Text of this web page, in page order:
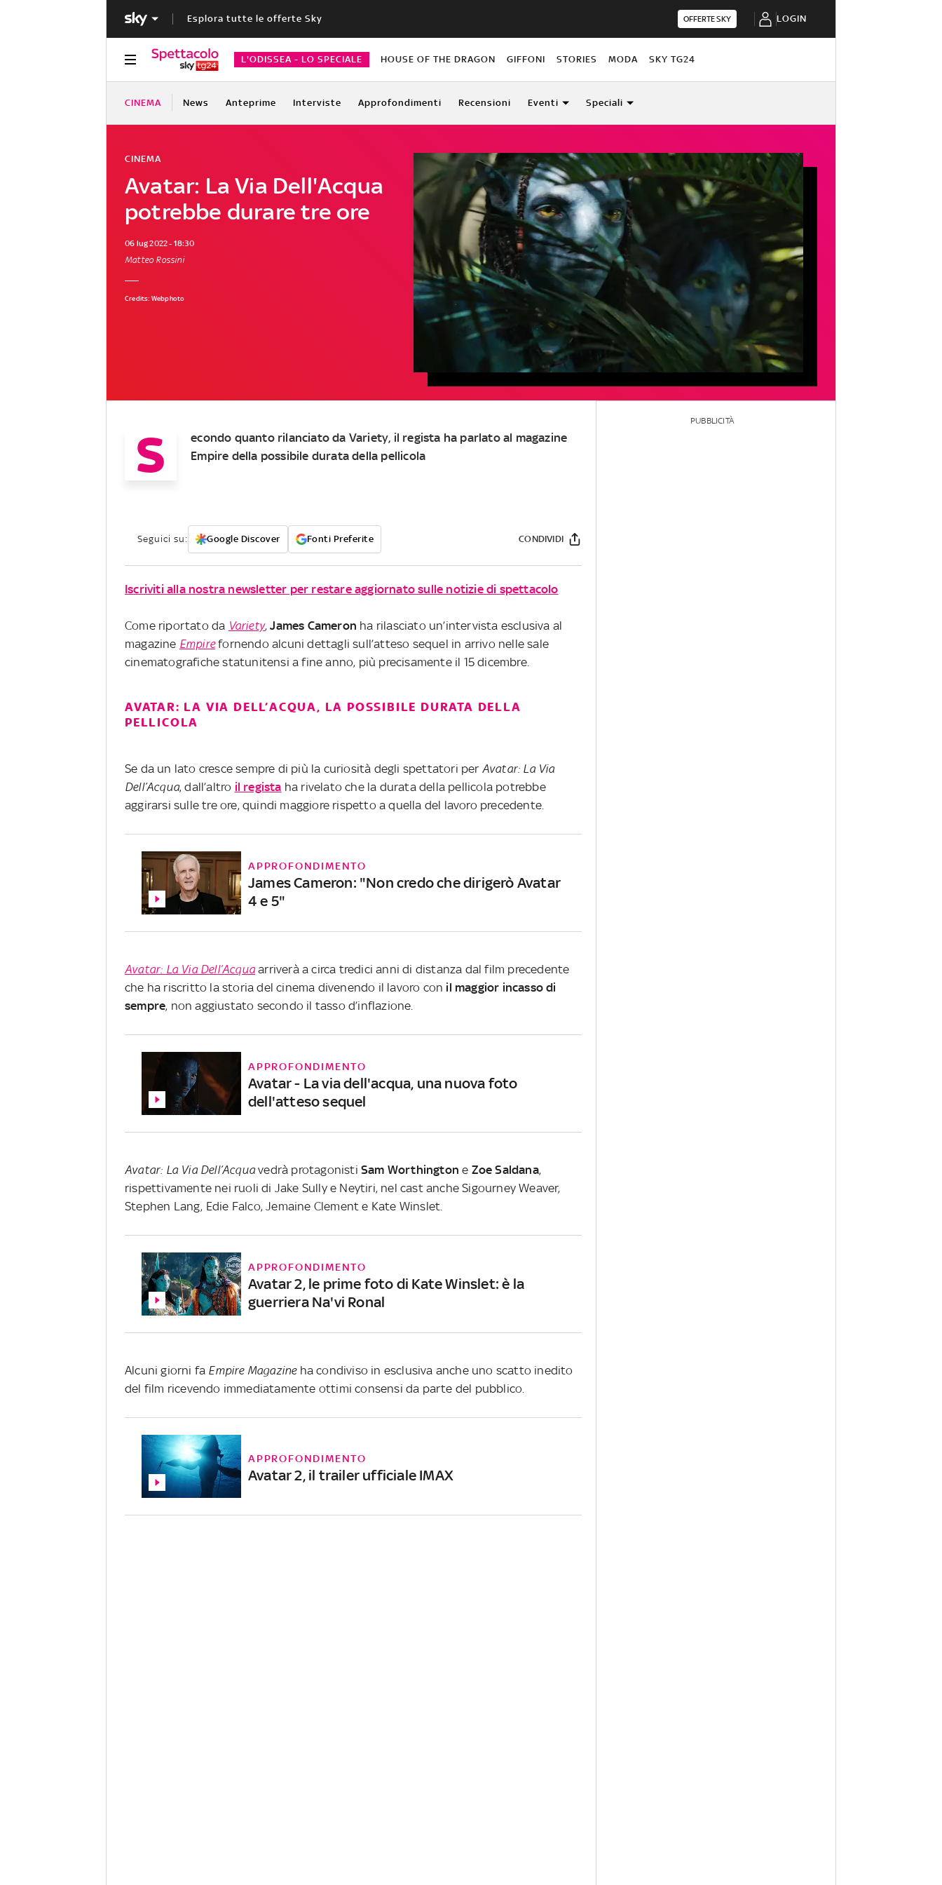
Esplora tutte le offerte Sky OFFERTE SKY LOGIN
L'ODISSEA - LO SPECIALE HOUSE OF THE DRAGON GIFFONI STORIES MODA SKY TG24
CINEMA News Anteprime Interviste Approfondimenti Recensioni Eventi Speciali
Avatar: La Via Dell'Acqua
potrebbe durare tre ore
CINEMA
06 lug 2022 - 18:30
Matteo Rossini
Credits: Webphoto
S
econdo quanto rilanciato da Variety, il regista ha parlato al magazine
Empire della possibile durata della pellicola
Seguici su: Google Discover Fonti Preferite CONDIVIDI
Iscriviti alla nostra newsletter per restare aggiornato sulle notizie di spettacolo
Come riportato da Variety,James Cameron ha rilasciato un’intervista esclusiva al
magazine Empirefornendo alcuni dettagli sull’atteso sequel in arrivo nelle sale
cinematografiche statunitensi a fine anno, più precisamente il 15 dicembre.
AVATAR: LA VIA DELL’ACQUA, LA POSSIBILE DURATA DELLA
PELLICOLA
Se da un lato cresce sempre di più la curiosità degli spettatori per Avatar: La Via
Dell’Acqua, dall’altro il regista ha rivelato che la durata della pellicola potrebbe
aggirarsi sulle tre ore, quindi maggiore rispetto a quella del lavoro precedente.
APPROFONDIMENTO
James Cameron: "Non credo che dirigerò Avatar
4 e 5"
Avatar: La Via Dell’Acquaarriverà a circa tredici anni di distanza dal film precedente
che ha riscritto la storia del cinema divenendo il lavoro con il maggior incasso di
sempre, non aggiustato secondo il tasso d’inflazione.
APPROFONDIMENTO
Avatar - La via dell'acqua, una nuova foto
dell'atteso sequel
Avatar: La Via Dell’Acquavedrà protagonisti Sam Worthington e Zoe Saldana,
rispettivamente nei ruoli di Jake Sully e Neytiri, nel cast anche Sigourney Weaver,
Stephen Lang, Edie Falco, Jemaine Clement e Kate Winslet.
APPROFONDIMENTO
Avatar 2, le prime foto di Kate Winslet: è la
guerriera Na'vi Ronal
Alcuni giorni fa Empire Magazineha condiviso in esclusiva anche uno scatto inedito
del film ricevendo immediatamente ottimi consensi da parte del pubblico.
APPROFONDIMENTO
Avatar 2, il trailer ufficiale IMAX
PUBBLICITÀ